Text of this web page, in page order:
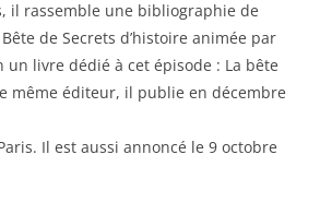
il rassemble une bibliographie de
de Secrets d’histoire animée par
un livre dédié à cet épisode : La bête
même éditeur, il publie en décembre
Il est aussi annoncé le 9 octobre